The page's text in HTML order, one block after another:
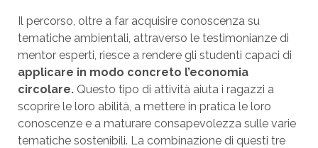
Il percorso, oltre a far acquisire conoscenza su
tematiche ambientali, attraverso le testimonianze di
mentor esperti, riesce a rendere gli studenti capaci di
applicare in modo concreto l’economia
circolare.Questo tipo di attività aiuta i ragazzi a
scoprire le loro abilità, a mettere in pratica le loro
conoscenze e a maturare consapevolezza sulle varie
tematiche sostenibili. La combinazione di questi tre